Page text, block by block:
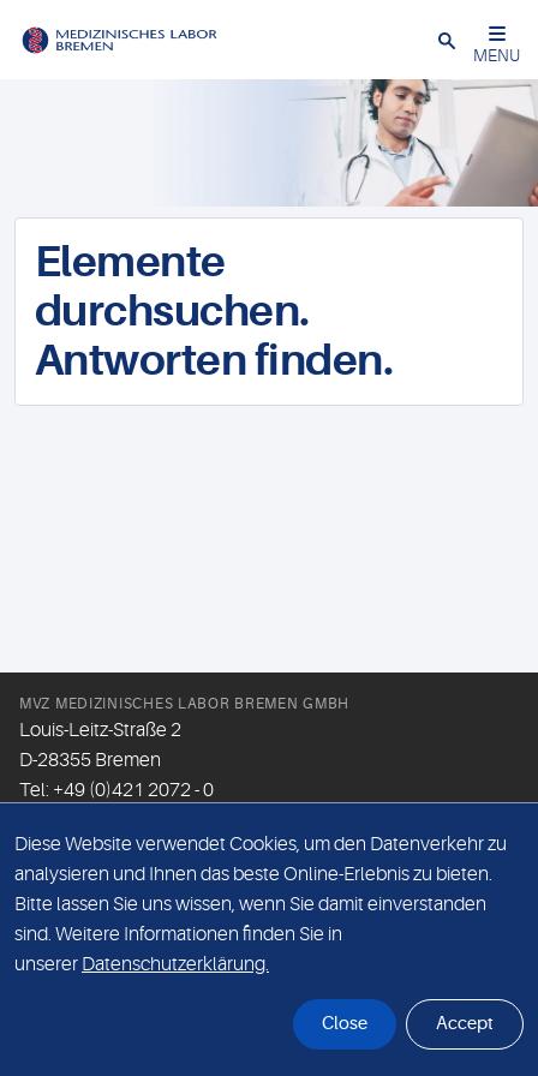
Schließen
MENU
Elemente
durchsuchen.
Antworten finden.
MVZ MEDIZINISCHES LABOR BREMEN GMBH
Louis-Leitz-Straße 2
D-28355 Bremen
Tel: +49 (0)421 2072 - 0
Email:info@mlhb.de
DATENSCHUTZ
IMPRESSUM
Diese Website verwendet Cookies, um den Datenverkehr zu
analysieren und Ihnen das beste Online-Erlebnis zu bieten.
Bitte lassen Sie uns wissen, wenn Sie damit einverstanden
sind. Weitere Informationen finden Sie in
unserer Datenschutzerklärung.
Close Accept